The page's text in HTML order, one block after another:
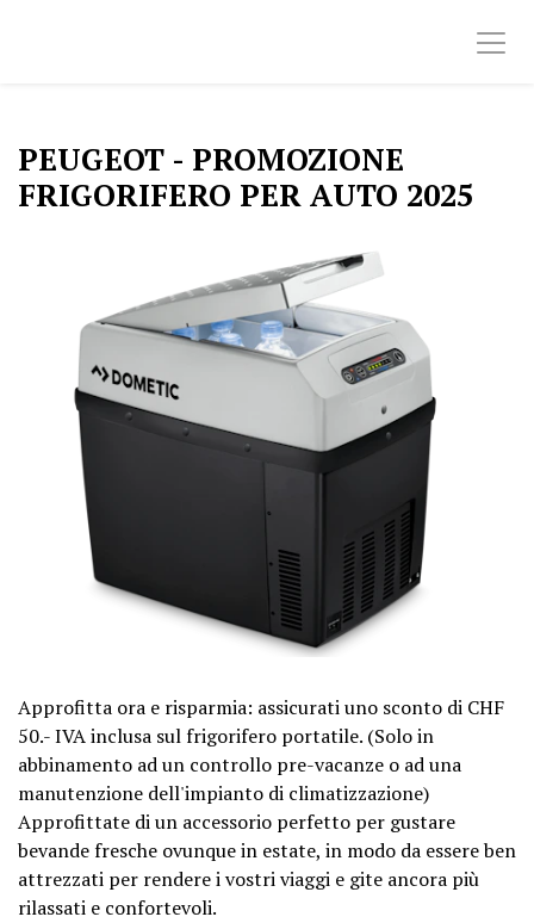
PEUGEOT - PROMOZIONE
FRIGORIFERO PER AUTO 2025
Approfitta ora e risparmia: assicurati uno sconto di CHF
50.- IVA inclusa sul frigorifero portatile. (Solo in
abbinamento ad un controllo pre-vacanze o ad una
manutenzione dell'impianto di climatizzazione)
Approfittate di un accessorio perfetto per gustare
bevande fresche ovunque in estate, in modo da essere ben
attrezzati per rendere i vostri viaggi e gite ancora più
rilassati e confortevoli.